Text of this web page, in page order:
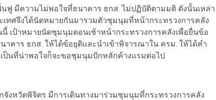
มีความไม่พอใจที่ธนาคาร ธกส. ไม่ปฏิบัติตามมติ ดังนั้นเหล่า
ทศจึงได้นัดหมายกันมารวมตัวชุมนุมที่หน้ากระทรวงการคลัง
เป้าหมายนัดชุมนุมตอนเช้าหน้ากระทรวงการคลังเพื่อยื่นข้อ
าคาร ธกส. ให้ได้ข้อยุติและนำเข้าพิจารณาใน ครม. ให้ได้คำ
ป็นที่น่าพอใจก็จะขอชุมนุมปักหลักค้างแรมต่อไป
งหวัดพิจิตร มีการเดินทางมาร่วมชุมนุมที่กระทรวงการคลัง